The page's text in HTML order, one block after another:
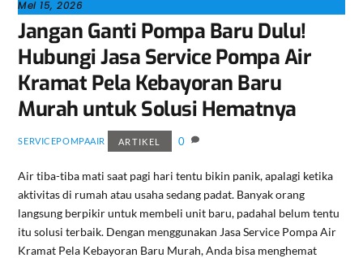
Mei 15, 2026
Jangan Ganti Pompa Baru Dulu!
Hubungi Jasa Service Pompa Air
Kramat Pela Kebayoran Baru
Murah untuk Solusi Hematnya
SERVICEPOMPAAIR ARTIKEL 0
Air tiba-tiba mati saat pagi hari tentu bikin panik, apalagi ketika
aktivitas di rumah atau usaha sedang padat. Banyak orang
langsung berpikir untuk membeli unit baru, padahal belum tentu
itu solusi terbaik. Dengan menggunakan Jasa Service Pompa Air
Kramat Pela Kebayoran Baru Murah, Anda bisa menghemat